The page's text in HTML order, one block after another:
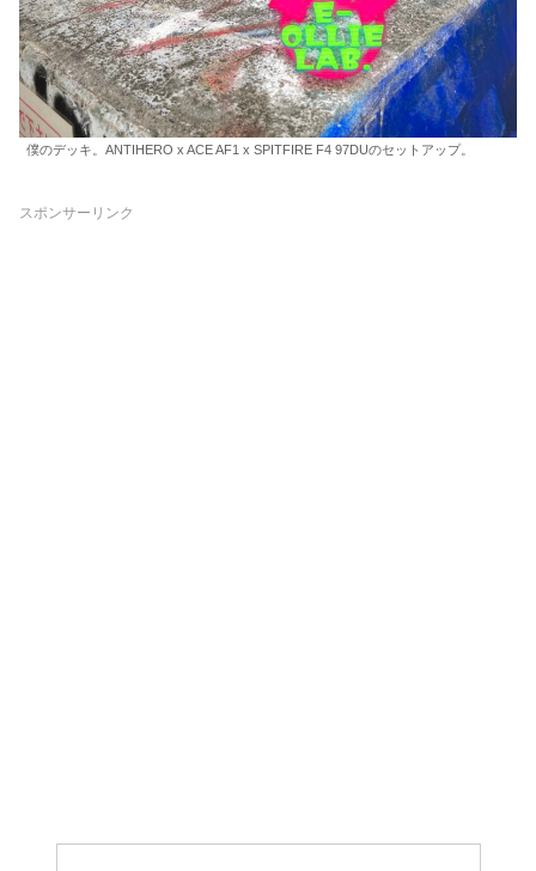
僕のデッキ。ANTIHERO x ACE AF1 x SPITFIRE F4 97DUのセットアップ。
スポンサーリンク